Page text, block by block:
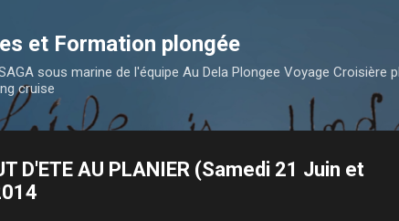
et Formation plongée
sous marine de l'équipe Au Dela Plongee Voyage Croisière
cruise
D'ETE AU PLANIER (Samedi 21 Juin et